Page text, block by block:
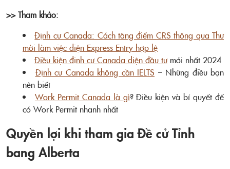
>> Tham khảo:
Định cư Canada: Cách tăng điểm CRS thông qua Thư
mời làm việc diện Express Entry hợp lệ
Điều kiện định cư Canada diện đầu tưmới nhất 2024
Định cư Canada không cần IELTS – Những điều bạn
nên biết
Work Permit Canada là gì? Điều kiện và bí quyết để
có Work Permit nhanh nhất
Quyền lợi khi tham gia Đề cử Tỉnh
bang Alberta